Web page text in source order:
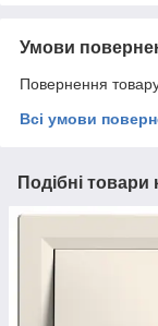
Умови
Повернення
Всі умови
Подібні товари